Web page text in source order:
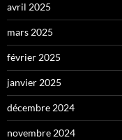
avril 2025
mars 2025
février 2025
janvier 2025
décembre 2024
novembre 2024